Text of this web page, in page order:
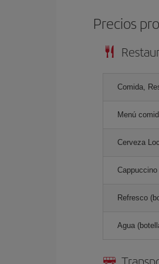
Precios
Comida,
Menú
Cerveza
Cappuccino
Refresco
Agua